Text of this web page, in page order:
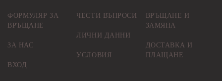
ФОРМУЛЯР ЗА
ВРЪЩАНЕ
ЗА НАС
ВХОД
ЧЕСТИ ВЪПРОСИ
ЛИЧНИ ДАННИ
УСЛОВИЯ
ВРЪЩАНЕ И
ЗАМЯНА
ДОСТАВКА И
ПЛАЩАНЕ